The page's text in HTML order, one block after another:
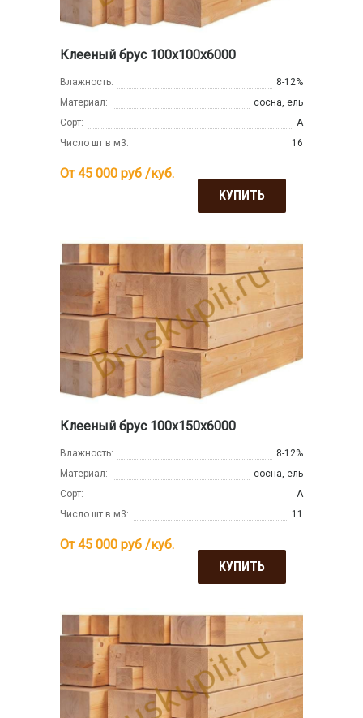
Клееный брус 100х100х6000
Влажность:
8-12%
Материал:
сосна, ель
Сорт:
А
Число шт в м3:
16
От 45 000 руб /куб.
КУПИТЬ
Клееный брус 100х150х6000
Влажность:
8-12%
Материал:
сосна, ель
Сорт:
А
Число шт в м3:
11
От 45 000 руб /куб.
КУПИТЬ